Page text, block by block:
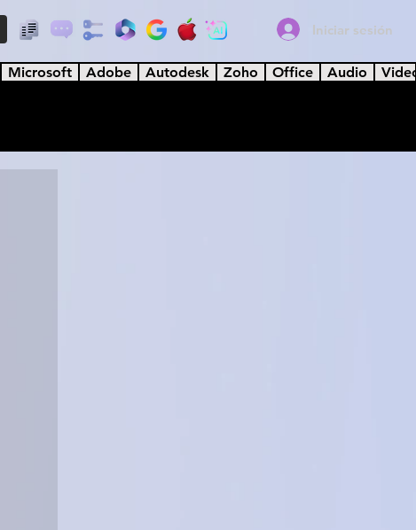
Iniciar sesión
Microsoft Adobe Autodesk Zoho Office Audio